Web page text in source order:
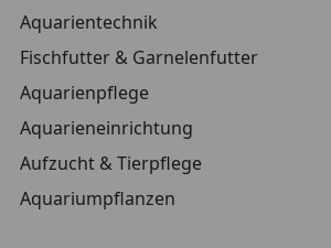
Aquarientechnik
Fischfutter & Garnelenfutter
Aquarienpflege
Aquarieneinrichtung
Aufzucht & Tierpflege
Aquariumpflanzen